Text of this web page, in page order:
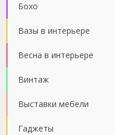
Бохо
Вазы в интерьере
Весна в интерьере
Винтаж
Выставки мебели
Гаджеты